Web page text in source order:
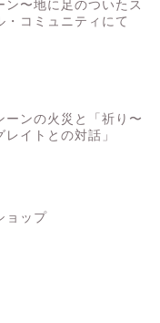
ン〜地に足のついたス
・コミュニティにて
ーンの火災と「祈り〜
イトとの対話」
ョップ